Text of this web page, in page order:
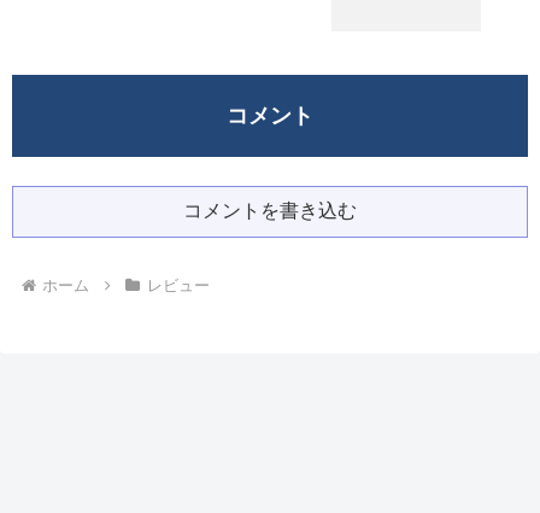
コメント
コメントを書き込む
ホーム レビュー